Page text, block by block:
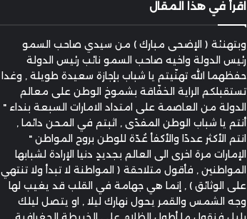
اقرأ في هذا المقال
وبتهنئة ( الإضحى مبارك ) من سيدي صاحب السمو
رئيس الدولة واخيه صاحب السمو نائب رئيس الدولة
حفظهما الله تهنّيتم يا شباب بإجازة سعيدة طويلة , وغدا
تستقبلكم الراية الخفّاقة بشموخ الوطن على معالم
الدولة من العاصمة على امتداد الامارات السبعة بنداء "
أنتم يا شباب الوطن المفدًى , اثبتم في المحن دائما ,
انتم الأكثر عددًا والأكفأ عُدّة للوطن بروح المواطن "
الإمارات مرة اخرى الى العالم بجديدٍ دنيا الإرادة لشبابها
المواطنين , فأقول متلاحقة ( المواطنة لا تبدأ ولا تنتهي
على الوثائق ) , إنما هي جهامة في القلب قد يغيب لها
وجه الشمس والقمر يحول نهارك ليلا , او يتصل ليلك
بليل فنقول ما أطول الظلام على الخريطة الجغرافية ,